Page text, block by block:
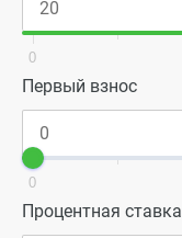
0
Первый взнос
0
Процентная ставка